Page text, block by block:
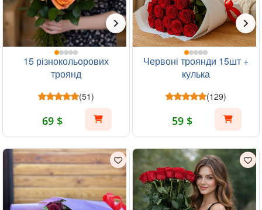
15 різнокольорових
троянд
(51)
69 $
Червоні троянди 15шт +
кулька
(129)
59 $